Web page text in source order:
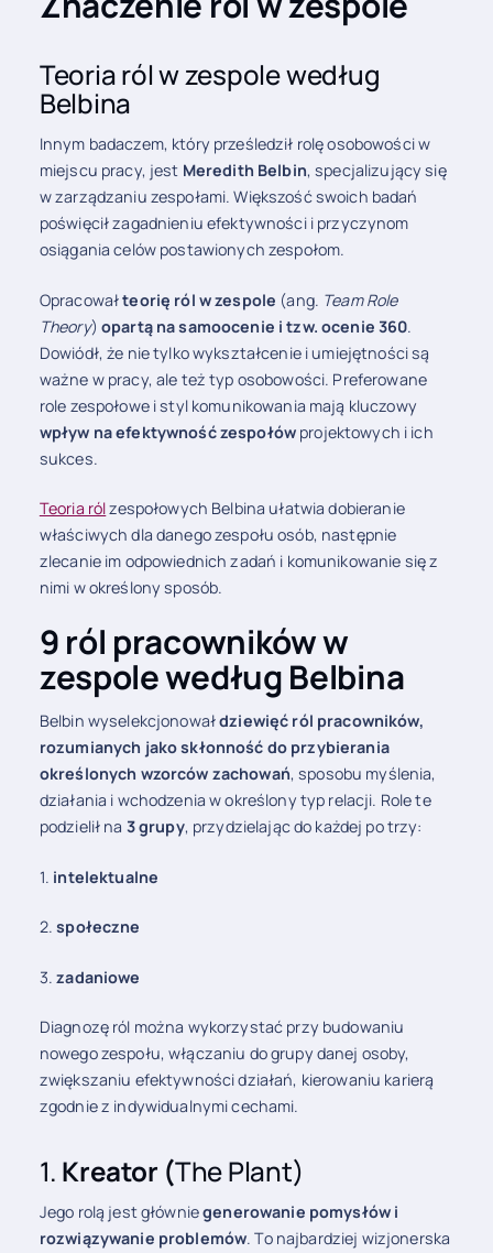
Teoria ról w zespole według
Belbina
Innym badaczem, który prześledził rolę osobowości w
miejscu pracy, jest Meredith Belbin, specjalizujący się
w zarządzaniu zespołami. Większość swoich badań
poświęcił zagadnieniu efektywności i przyczynom
osiągania celów postawionych zespołom.
Opracowałteorię ról w zespole (ang. Team Role
Theory) opartą na samoocenie i tzw. ocenie 360.
Dowiódł, że nie tylko wykształcenie i umiejętności są
ważne w pracy, ale też typ osobowości. Preferowane
role zespołowe i styl komunikowania mają kluczowy
wpływ na efektywność zespołówprojektowych i ich
sukces.
Teoria rólzespołowych Belbina ułatwia dobieranie
właściwych dla danego zespołu osób, następnie
zlecanie im odpowiednich zadań i komunikowanie się z
nimi w określony sposób.
9 ról pracowników w
zespole według Belbina
Belbin wyselekcjonowałdziewięć ról pracowników,
rozumianych jako skłonność do przybierania
określonych wzorców zachowań, sposobu myślenia,
działania i wchodzenia w określony typ relacji. Role te
podzielił na 3 grupy, przydzielając do każdej po trzy:
1. intelektualne
2.społeczne
3.zadaniowe
Diagnozę ról można wykorzystać przy budowaniu
nowego zespołu, włączaniu do grupy danej osoby,
zwiększaniu efektywności działań, kierowaniu karierą
zgodnie z indywidualnymi cechami.
1. Kreator (The Plant)
Jego rolą jest główniegenerowanie pomysłów i
rozwiązywanie problemów. To najbardziej wizjonerska